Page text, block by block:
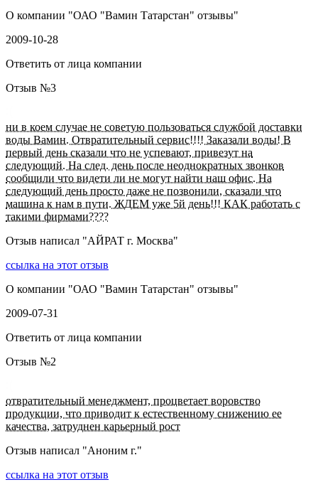
О компании "ОАО "Вамин Татарстан" отзывы"
2009-10-28
Ответить от лица компании
Отзыв №3
ни в коем случае не советую пользоваться службой доставки
воды Вамин. Отвратительный сервис!!!! Заказали воды! В
первый день сказали что не успевают, привезут на
следующий. На след. день после неоднократных звонков
сообщили что видети ли не могут найти наш офис. На
следующий день просто даже не позвонили, сказали что
машина к нам в пути. ЖДЕМ уже 5й день!!! КАК работать с
такими фирмами????
Отзыв написал "АЙРАТ г. Москва"
ссылка на этот отзыв
О компании "ОАО "Вамин Татарстан" отзывы"
2009-07-31
Ответить от лица компании
Отзыв №2
отвратительный менеджмент, процветает воровство
продукции, что приводит к естественному снижению ее
качества, затруднен карьерный рост
Отзыв написал "Аноним г."
ссылка на этот отзыв